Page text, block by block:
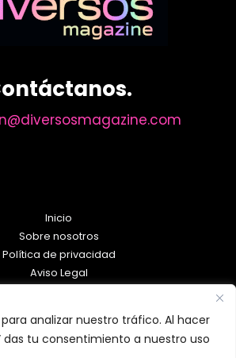
analizar nuestro tráfico. Al hacer
das tu consentimiento a nuestro uso
Inicio
Sobre nosotros
Política de privacidad
Aviso Legal